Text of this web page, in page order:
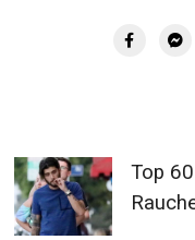
Top